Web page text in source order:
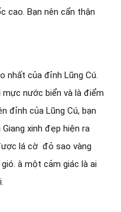
cao. Bạn nên cẩn thận
nhất của đỉnh Lũng Cú.
nước biển và là điểm
đỉnh của Lũng Cú, bạn
xinh đẹp hiện ra
lá cờ đỏ sao vàng
à một cảm giác là ai